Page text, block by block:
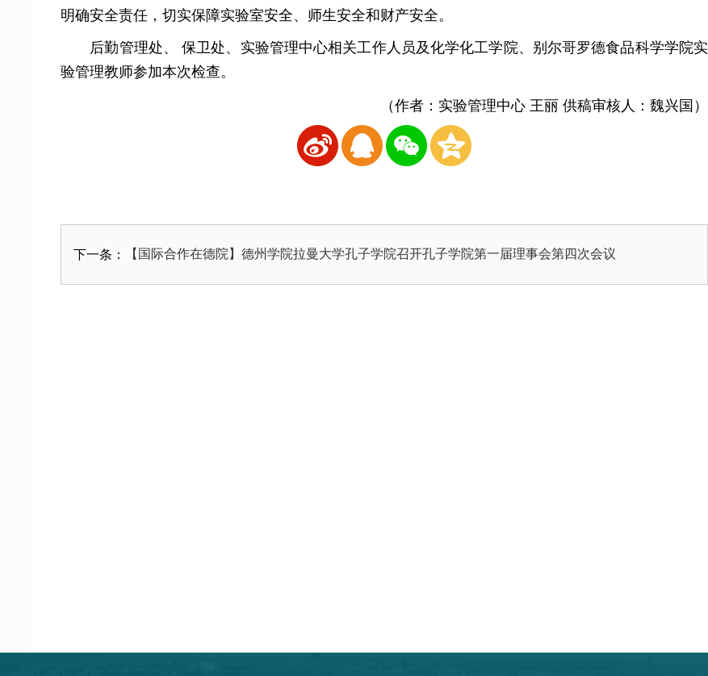
明确安全责任，切实保障实验室安全、师生安全和财产安全。
后勤管理处、 保卫处、实验管理中心相关工作人员及化学化工学院、别尔哥罗德食品科学学院实
验管理教师参加本次检查。
（作者：实验管理中心 王丽 供稿审核人：魏兴国）
下一条： 【国际合作在德院】德州学院拉曼大学孔子学院召开孔子学院第一届理事会第四次会议